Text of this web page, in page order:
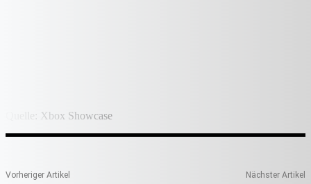
Quelle: Xbox Showcase
Vorheriger Artikel Nächster Artikel